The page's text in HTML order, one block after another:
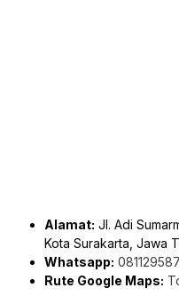
Alamat: Jl. Adi
Kota Surakarta, Jawa
Whatsapp:
Rute Google Maps: